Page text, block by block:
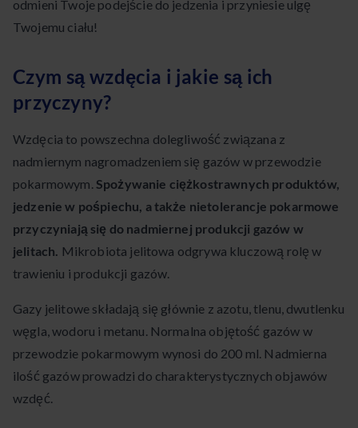
odmieni Twoje podejście do jedzenia i przyniesie ulgę
Twojemu ciału!
Czym są wzdęcia i jakie są ich
przyczyny?
Wzdęcia to powszechna dolegliwość związana z
nadmiernym nagromadzeniem się gazów w przewodzie
pokarmowym. Spożywanie ciężkostrawnych produktów,
jedzenie w pośpiechu, a także nietolerancje pokarmowe
przyczyniają się do nadmiernej produkcji gazów w
jelitach. Mikrobiota jelitowa odgrywa kluczową rolę w
trawieniu i produkcji gazów.
Gazy jelitowe składają się głównie z azotu, tlenu, dwutlenku
węgla, wodoru i metanu. Normalna objętość gazów w
przewodzie pokarmowym wynosi do 200 ml. Nadmierna
ilość gazów prowadzi do charakterystycznych objawów
wzdęć.